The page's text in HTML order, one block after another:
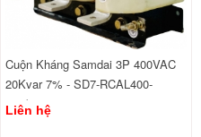
Cuộn Kháng Samdai 3P 400VAC
20Kvar 7% - SD7-RCAL400-
440/20
Liên hệ